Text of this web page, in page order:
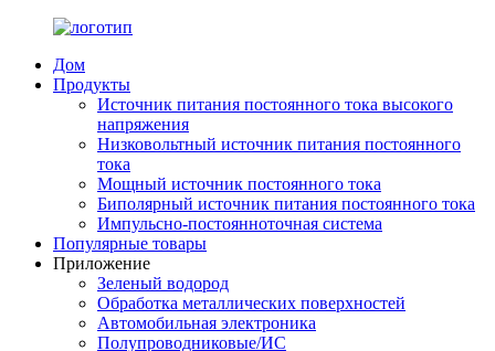
Дом
Продукты
Источник питания постоянного тока высокого
напряжения
Низковольтный источник питания постоянного
тока
Мощный источник постоянного тока
Биполярный источник питания постоянного тока
Импульсно-постоянноточная система
Популярные товары
Приложение
Зеленый водород
Обработка металлических поверхностей
Автомобильная электроника
Полупроводниковые/ИС